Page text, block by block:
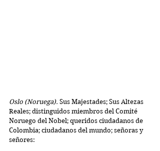
Oslo (Noruega). Sus Majestades; Sus Altezas
Reales; distinguidos miembros del Comité
Noruego del Nobel; queridos ciudadanos de
Colombia; ciudadanos del mundo; señoras y
señores: